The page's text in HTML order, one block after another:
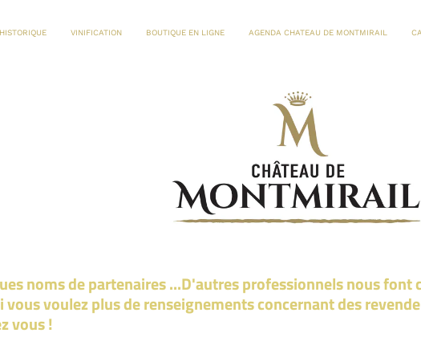
HISTORIQUE VINIFICATION BOUTIQUE EN LIGNE AGENDA CHATEAU DE MONTMIRAIL
noms de partenaires ...D'autres professionnels nous font
vous voulez plus de renseignements concernant des
vous !